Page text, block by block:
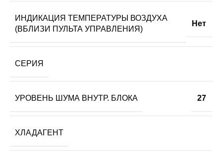
ИНДИКАЦИЯ ТЕМПЕРАТУРЫ ВОЗДУХА
(ВБЛИЗИ ПУЛЬТА УПРАВЛЕНИЯ)
Нет
СЕРИЯ
УРОВЕНЬ ШУМА ВНУТР. БЛОКА 27
ХЛАДАГЕНТ